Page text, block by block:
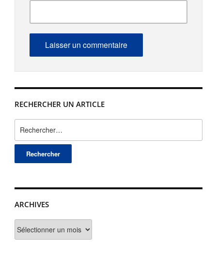
RECHERCHER UN ARTICLE
ARCHIVES